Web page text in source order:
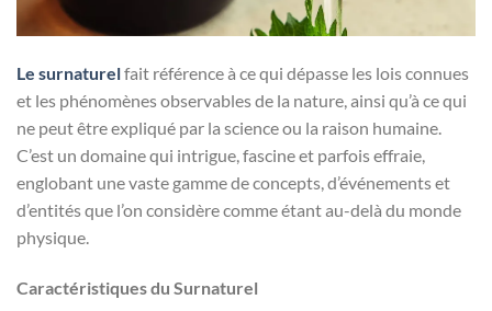
Le surnaturelfait référence à ce qui dépasse les lois connues
et les phénomènes observables de la nature, ainsi qu’à ce qui
ne peut être expliqué par la science ou la raison humaine.
C’est un domaine qui intrigue, fascine et parfois effraie,
englobant une vaste gamme de concepts, d’événements et
d’entités que l’on considère comme étant au-delà du monde
physique.
Caractéristiques du Surnaturel